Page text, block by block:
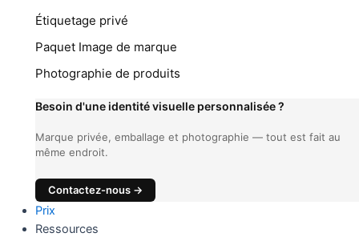
Étiquetage privé
Paquet Image de marque
Photographie de produits
Besoin d'une identité visuelle personnalisée ?
Marque privée, emballage et photographie — tout est fait au
même endroit.
Contactez-nous →
Prix
Ressources